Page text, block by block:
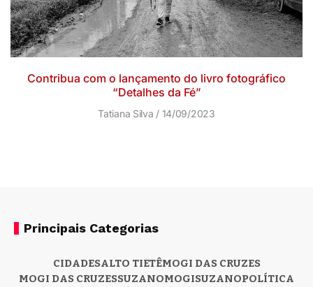
Contribua com o lançamento do livro fotográfico
“Detalhes da Fé”
Tatiana Silva 14/09/2023
Principais Categorias
CIDADESALTO TIETÊMOGI DAS CRUZES
MOGI DAS CRUZESSUZANOMOGISUZANOPOLÍTICA